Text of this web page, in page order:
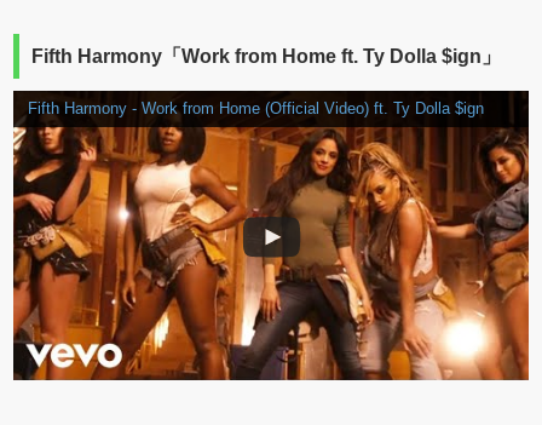
Fifth Harmony「Work from Home ft. Ty Dolla $ign」
Fifth Harmony - Work from Home (Official Video) ft. Ty Dolla $ign